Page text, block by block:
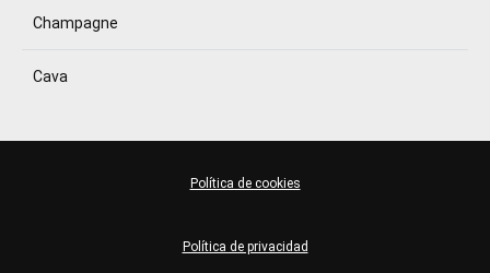
Champagne
Cava
Política de privacidad
Política de cookies